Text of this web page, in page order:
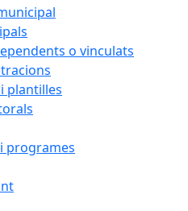
o vinculats
plantilles
programes